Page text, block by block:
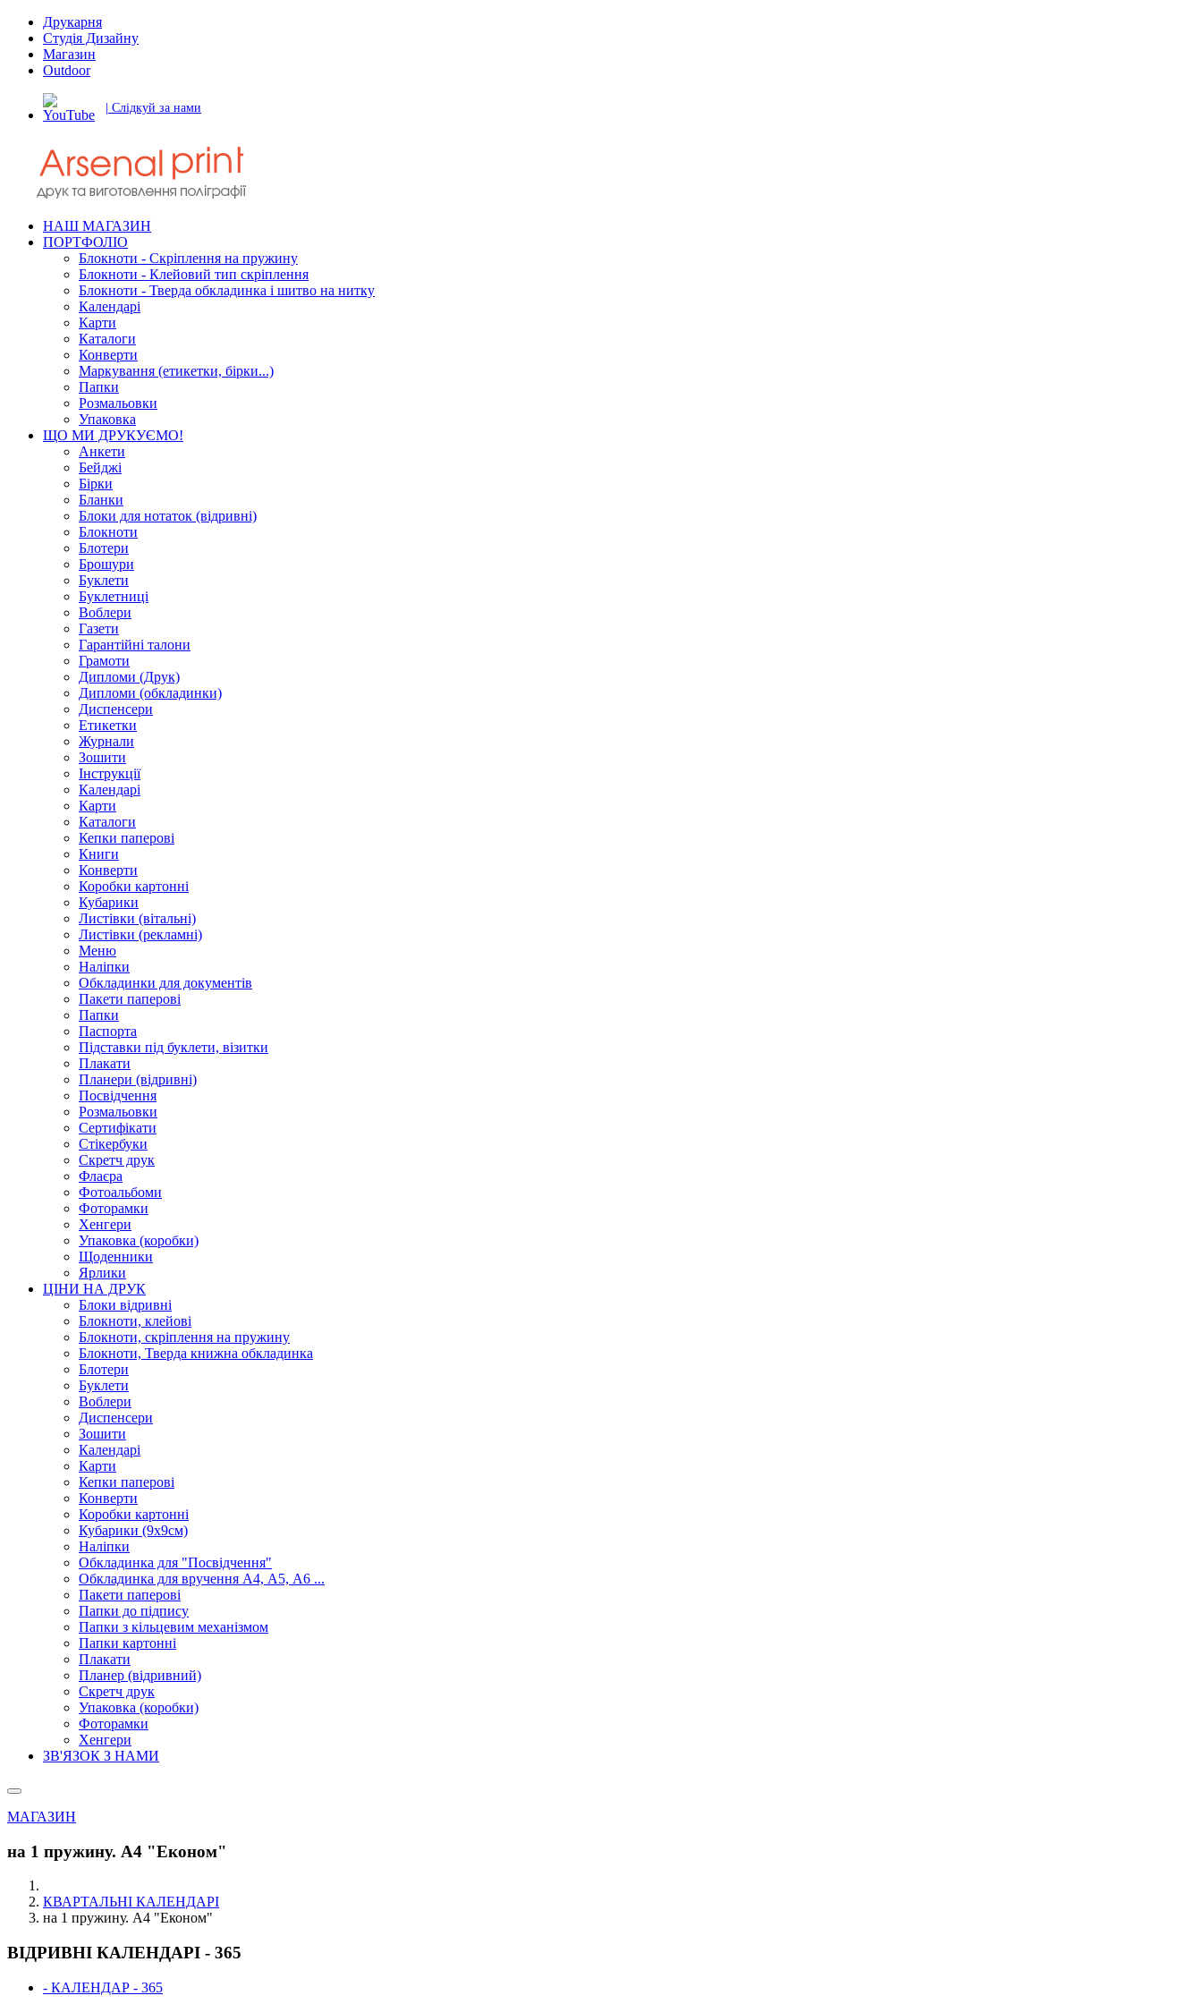
Друкарня
Студія Дизайну
Магазин
Outdoor
| Слідкуй за нами
НАШ МАГАЗИН
ПОРТФОЛІО
Блокноти - Скріплення на пружину
Блокноти - Клейовий тип скріплення
Блокноти - Тверда обкладинка і шитво на нитку
Календарі
Карти
Каталоги
Конверти
Маркування (етикетки, бірки...)
Папки
Розмальовки
Упаковка
ЩО МИ ДРУКУЄМО!
Анкети
Бейджі
Бірки
Бланки
Блоки для нотаток (відривні)
Блокноти
Блотери
Брошури
Буклети
Буклетниці
Воблери
Газети
Гарантійні талони
Грамоти
Дипломи (Друк)
Дипломи (обкладинки)
Диспенсери
Етикетки
Журнали
Зошити
Інструкції
Календарі
Карти
Каталоги
Кепки паперові
Книги
Конверти
Коробки картонні
Кубарики
Листівки (вітальні)
Листівки (рекламні)
Меню
Наліпки
Обкладинки для документів
Пакети паперові
Папки
Паспорта
Підставки під буклети, візитки
Плакати
Планери (відривні)
Посвідчення
Розмальовки
Сертифікати
Стікербуки
Скретч друк
Флаєра
Фотоальбоми
Фоторамки
Хенгери
Упаковка (коробки)
Щоденники
Ярлики
ЦІНИ НА ДРУК
Блоки відривні
Блокноти, клейові
Блокноти, скріплення на пружину
Блокноти, Тверда книжна обкладинка
Блотери
Буклети
Воблери
Диспенсери
Зошити
Календарі
Карти
Кепки паперові
Конверти
Коробки картонні
Кубарики (9х9см)
Наліпки
Обкладинка для "Посвідчення"
Обкладинка для вручення А4, А5, А6 ...
Пакети паперові
Папки до підпису
Папки з кільцевим механізмом
Папки картонні
Плакати
Планер (відривний)
Скретч друк
Упаковка (коробки)
Фоторамки
Хенгери
ЗВ'ЯЗОК З НАМИ
МАГАЗИН
на 1 пружину. А4 "Економ"
КВАРТАЛЬНІ КАЛЕНДАРІ
на 1 пружину. А4 "Економ"
ВІДРИВНІ КАЛЕНДАРІ - 365
- КАЛЕНДАР - 365